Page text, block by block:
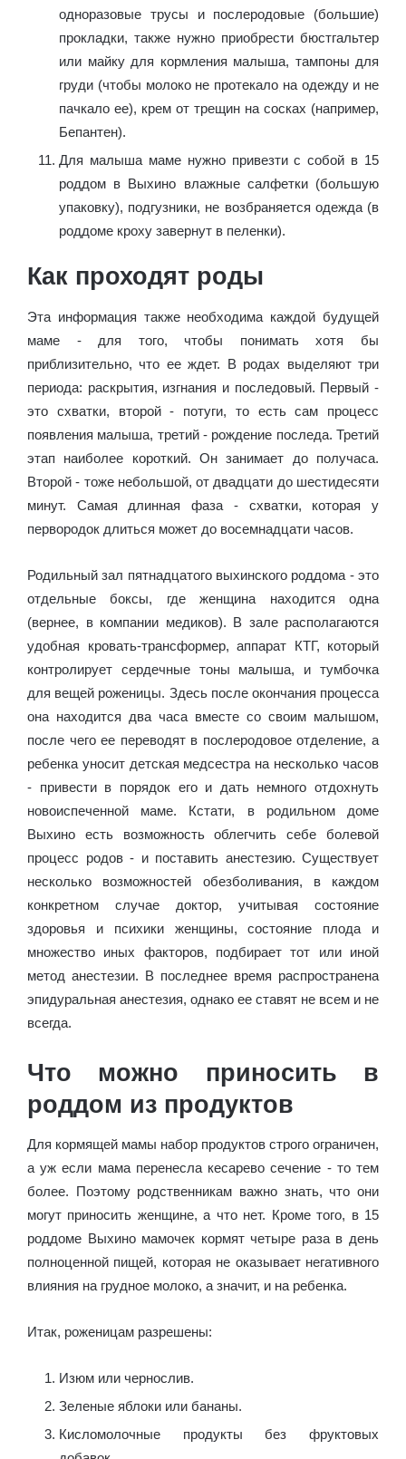
одноразовые трусы и послеродовые (большие)
прокладки, также нужно приобрести бюстгальтер
или майку для кормления малыша, тампоны для
груди (чтобы молоко не протекало на одежду и не
пачкало ее), крем от трещин на сосках (например,
Бепантен).
Для малыша маме нужно привезти с собой в 15
роддом в Выхино влажные салфетки (большую
упаковку), подгузники, не возбраняется одежда (в
роддоме кроху завернут в пеленки).
Как проходят роды
Эта информация также необходима каждой будущей
маме - для того, чтобы понимать хотя бы
приблизительно, что ее ждет. В родах выделяют три
периода: раскрытия, изгнания и последовый. Первый -
это схватки, второй - потуги, то есть сам процесс
появления малыша, третий - рождение последа. Третий
этап наиболее короткий. Он занимает до получаса.
Второй - тоже небольшой, от двадцати до шестидесяти
минут. Самая длинная фаза - схватки, которая у
первородок длиться может до восемнадцати часов.
Родильный зал пятнадцатого выхинского роддома - это
отдельные боксы, где женщина находится одна
(вернее, в компании медиков). В зале располагаются
удобная кровать-трансформер, аппарат КТГ, который
контролирует сердечные тоны малыша, и тумбочка
для вещей роженицы. Здесь после окончания процесса
она находится два часа вместе со своим малышом,
после чего ее переводят в послеродовое отделение, а
ребенка уносит детская медсестра на несколько часов
- привести в порядок его и дать немного отдохнуть
новоиспеченной маме. Кстати, в родильном доме
Выхино есть возможность облегчить себе болевой
процесс родов - и поставить анестезию. Существует
несколько возможностей обезболивания, в каждом
конкретном случае доктор, учитывая состояние
здоровья и психики женщины, состояние плода и
множество иных факторов, подбирает тот или иной
метод анестезии. В последнее время распространена
эпидуральная анестезия, однако ее ставят не всем и не
всегда.
Что можно приносить в
роддом из продуктов
Для кормящей мамы набор продуктов строго ограничен,
а уж если мама перенесла кесарево сечение - то тем
более. Поэтому родственникам важно знать, что они
могут приносить женщине, а что нет. Кроме того, в 15
роддоме Выхино мамочек кормят четыре раза в день
полноценной пищей, которая не оказывает негативного
влияния на грудное молоко, а значит, и на ребенка.
Итак, роженицам разрешены:
Изюм или чернослив.
Зеленые яблоки или бананы.
Кисломолочные продукты без фруктовых